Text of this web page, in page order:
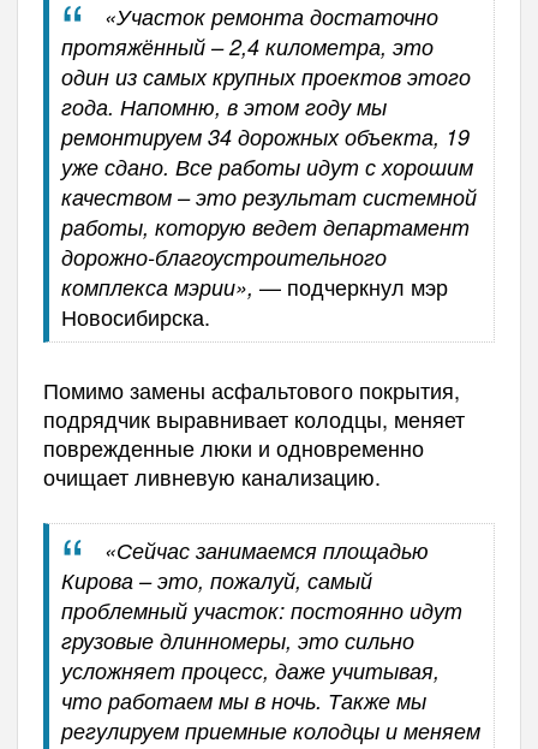
«Участок ремонта достаточно
протяжённый – 2,4 километра, это
один из самых крупных проектов этого
года. Напомню, в этом году мы
ремонтируем 34 дорожных объекта, 19
уже сдано. Все работы идут с хорошим
качеством – это результат системной
работы, которую ведет департамент
дорожно-благоустроительного
комплекса мэрии», — подчеркнул мэр
Новосибирска.
Помимо замены асфальтового покрытия,
подрядчик выравнивает колодцы, меняет
поврежденные люки и одновременно
очищает ливневую канализацию.
«Сейчас занимаемся площадью
Кирова – это, пожалуй, самый
проблемный участок: постоянно идут
грузовые длинномеры, это сильно
усложняет процесс, даже учитывая,
что работаем мы в ночь. Также мы
регулируем приемные колодцы и меняем